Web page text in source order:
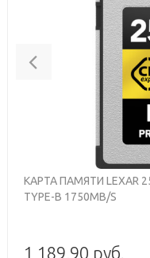
КАРТА ПАМЯТИ LEXAR
TYPE-B 1750MB/S
1 189,90 руб.